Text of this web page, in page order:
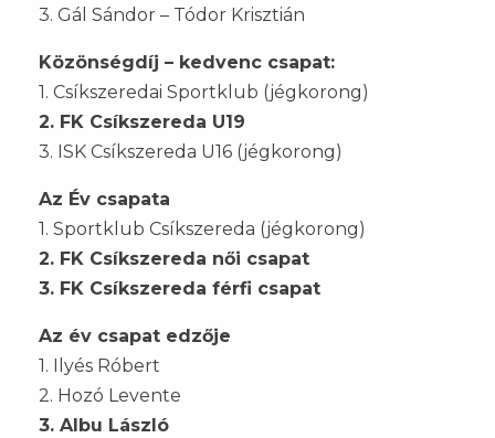
3. Gál Sándor – Tódor Krisztián
Közönségdíj – kedvenc csapat:
1. Csíkszeredai Sportklub (jégkorong)
2. FK Csíkszereda U19
3. ISK Csíkszereda U16 (jégkorong)
Az Év csapata
1. Sportklub Csíkszereda (jégkorong)
2. FK Csíkszereda női csapat
3. FK Csíkszereda férfi csapat
Az év csapat edzője
1. Ilyés Róbert
2. Hozó Levente
3. Albu László